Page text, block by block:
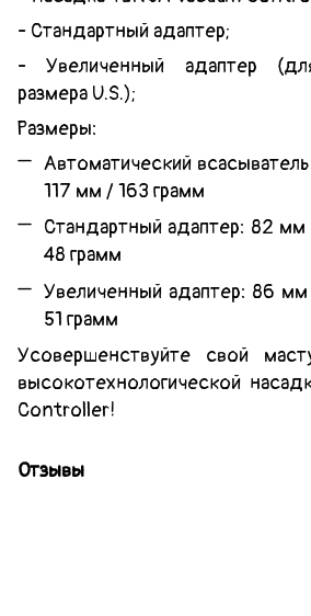
- Стандартный адаптер;
- Увеличенный адаптер
размера U.S.);
Размеры:
Автоматический
117 мм / 163 грамм
Стандартный адаптер: 82
48 грамм
Увеличенный адаптер: 86
51 грамм
Усовершенствуйте свой
высокотехнологической
Controller!
Отзывы